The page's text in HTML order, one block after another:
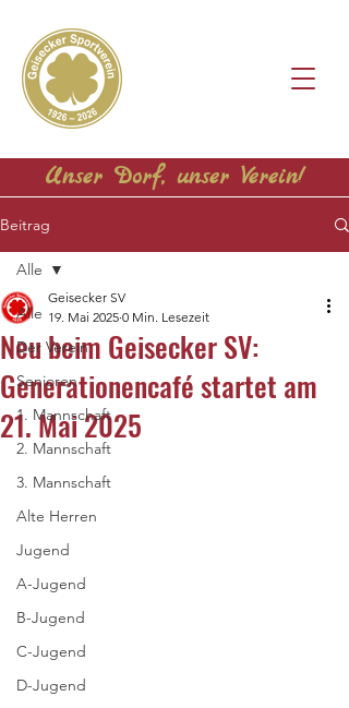
Unser Dorf, unser Verein!
Beitrag
Alle
Der Verein
Senioren
1. Mannschaft
2. Mannschaft
3. Mannschaft
Alte Herren
Jugend
A-Jugend
B-Jugend
C-Jugend
D-Jugend
Alle
Neu beim Geisecker SV:
Generationencafé startet am
21. Mai 2025
Geisecker SV
19. Mai 2025 0 Min. Lesezeit